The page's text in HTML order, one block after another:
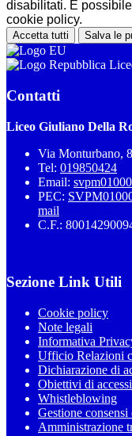
disabilitati. È
cookie policy.
Accetta tutti Salva le
Contatti
Liceo Giuliano Della
Via Monturbano,
Tel: 019850424
Email:
PEC:
mail
C.F.:
Sezione Link Utili
Cookie policy
Note legali
Informativa
Ufficio Relazioni
Dichiarazione di
Obiettivi di
Whistleblowing
Gestione
Amministrazione